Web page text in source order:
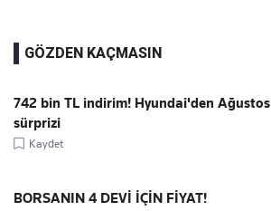
GÖZDEN KAÇMASIN
742 bin TL indirim! Hyundai'den Ağustos
sürprizi
Kaydet
BORSANIN 4 DEVİ İÇİN FİYAT!